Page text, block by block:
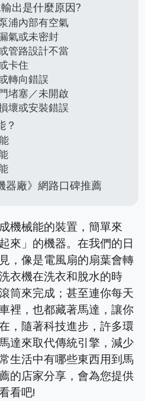
出是什麼原因?
浦內部有空氣
氣或未密封
管路設計不當
卡住
轉向錯誤
堵塞／未開啟
壞或安裝錯誤
？
器廠》網路口碑推薦
機械能的裝置，簡單來
來」的機器。在我們的日
，像是電風扇的扇葉會轉
衣機在洗衣和脫水的時
筒來完成；甚至連你每天
裡，也都藏著馬達，讓你
，隨著科技進步，許多環
達來取代傳統引擎，減少
生活中有哪些東西用到馬
的店家分享，會為您提供
看吧!